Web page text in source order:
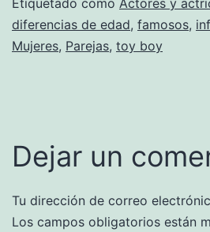
Etiquetado como Actores y
diferencias de edad, famosos,
Mujeres, Parejas, toy boy
Dejar un
Tu dirección de correo
Los campos obligatorios están